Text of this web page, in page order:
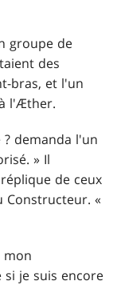
groupe de
des
bras, et l'un
l'Æther.
demanda l'un
» Il
de ceux
Constructeur. «
mon
je suis encore